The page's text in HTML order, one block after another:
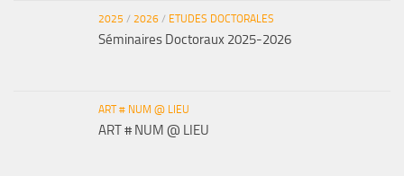
2025 / 2026 / ETUDES DOCTORALES
Séminaires Doctoraux 2025-2026
ART # NUM @ LIEU
ART # NUM @ LIEU